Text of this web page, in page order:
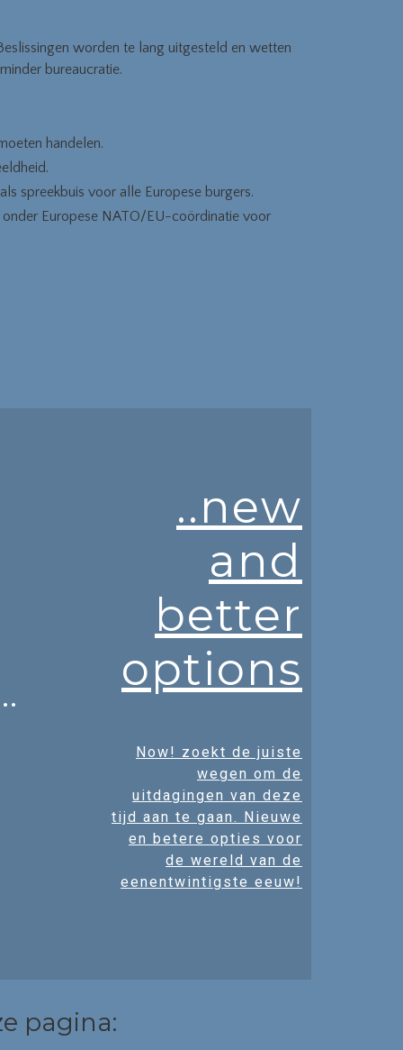
worden te lang uitgesteld en wetten
bureaucratie.
handelen.
spreekbuis voor alle Europese burgers.
Europese NATO/EU-coördinatie voor
..new
and
better
options
Now! zoekt de juiste
wegen om de
uitdagingen van deze
tijd aan te gaan. Nieuwe
en betere opties voor
de wereld van de
eenentwintigste eeuw!
pagina: